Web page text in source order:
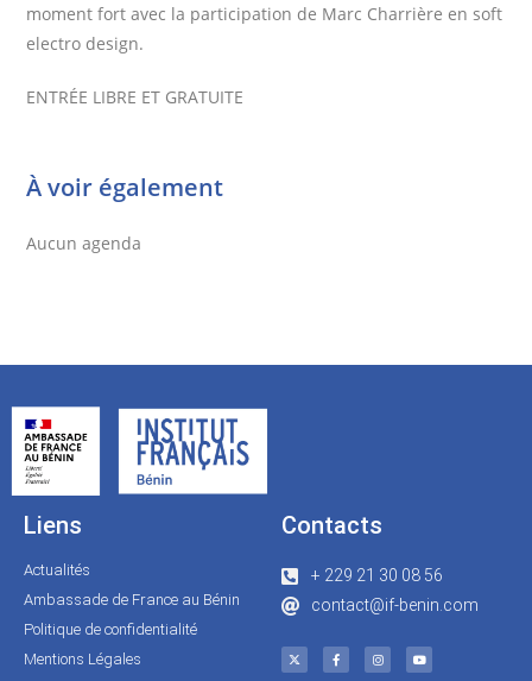
moment fort avec la participation de Marc Charrière en soft
electro design.
ENTRÉE LIBRE ET GRATUITE
À voir également
Aucun agenda
Liens
Actualités
Ambassade de France au Bénin
Politique de confidentialité
Mentions Légales
Contacts
+ 229 21 30 08 56
contact@if-benin.com